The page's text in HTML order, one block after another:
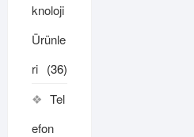
knoloji
Ürünle
ri (36)
Tel
efon